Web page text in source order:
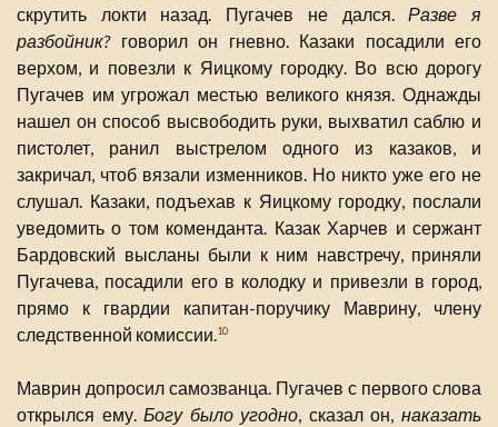
скрутить локти назад. Пугачев не дался.Разве я
разбойник?говорил он гневно. Казаки посадили его
верхом, и повезли к Яицкому городку. Во всю дорогу
Пугачев им угрожал местью великого князя. Однажды
нашел он способ высвободить руки, выхватил саблю и
пистолет, ранил выстрелом одного из казаков, и
закричал, чтоб вязали изменников. Но никто уже его не
слушал. Казаки, подъехав к Яицкому городку, послали
уведомить о том коменданта. Казак Харчев и сержант
Бардовский высланы были к ним навстречу, приняли
Пугачева, посадили его в колодку и привезли в город,
прямо к гвардии капитан-поручику Маврину, члену
следственной комиссии.10
Маврин допросил самозванца. Пугачев с первого слова
открылся ему.Богу было угодно, сказал он,наказать